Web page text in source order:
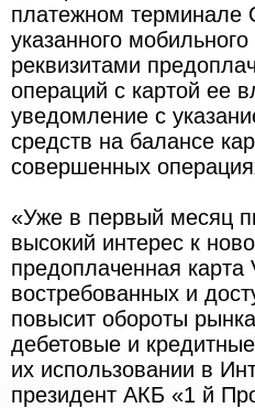
платежном терминале
указанного
реквизитами
операций с картой ее
уведомление с
средств на балансе
совершенных
«Уже в первый месяц
высокий интерес к
предоплаченная
востребованных и
повысит обороты
дебетовые и
их использовании в
президент АКБ «1 й